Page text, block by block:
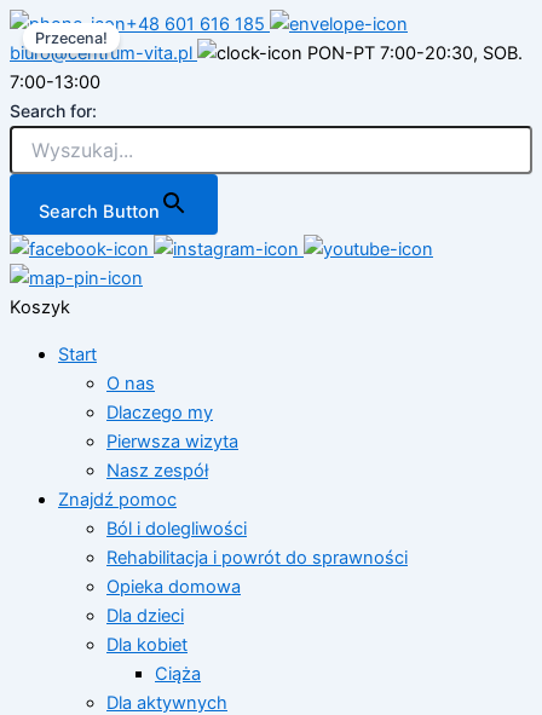
Przejdź
do
treści
+48 601 616 185
biuro@centrum-vita.pl
PON-PT 7:00-20:30, SOB.
7:00-13:00
Search for:
Search Button
Koszyk
Start
O nas
Dlaczego my
Pierwsza wizyta
Nasz zespół
Znajdź pomoc
Ból i dolegliwości
Rehabilitacja i powrót do sprawności
Opieka domowa
Dla dzieci
Dla kobiet
Ciąża
Dla aktywnych
Przecena!